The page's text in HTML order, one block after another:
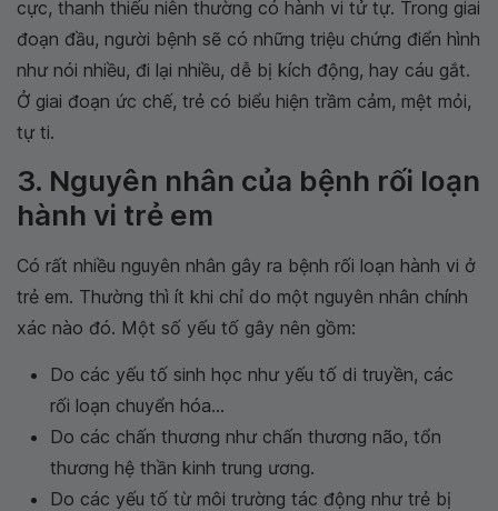
cực, thanh thiếu niên thường có hành vi tử tự. Trong giai
đoạn đầu, người bệnh sẽ có những triệu chứng điển hình
như nói nhiều, đi lại nhiều, dễ bị kích động, hay cáu gắt.
Ở giai đoạn ức chế, trẻ có biểu hiện trầm cảm, mệt mỏi,
tự ti.
3. Nguyên nhân của bệnh rối loạn
hành vi trẻ em
Có rất nhiều nguyên nhân gây ra bệnh rối loạn hành vi ở
trẻ em. Thường thì ít khi chỉ do một nguyên nhân chính
xác nào đó. Một số yếu tố gây nên gồm:
Do các yếu tố sinh học như yếu tố di truyền, các
rối loạn chuyển hóa...
Do các chấn thương như chấn thương não, tổn
thương hệ thần kinh trung ương.
Do các yếu tố từ môi trường tác động như trẻ bị